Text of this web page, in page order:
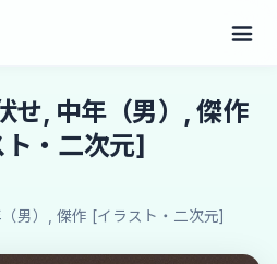
せ, 中年（男）, 傑作
ト・二次元]
男）, 傑作 [イラスト・二次元]